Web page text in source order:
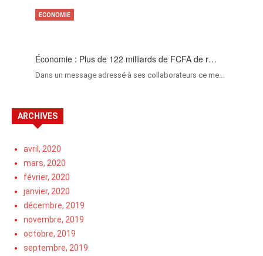
Économie : Plus de 122 milliards de FCFA de r…
Dans un message adressé à ses collaborateurs ce me…
ECONOMIE
ARCHIVES
avril, 2020
mars, 2020
février, 2020
janvier, 2020
décembre, 2019
novembre, 2019
octobre, 2019
septembre, 2019